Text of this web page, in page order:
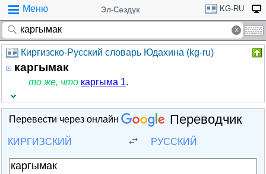
Меню Эл-Сөздүк KG-RU
Киргизско-Русский словарь Юдахина (kg-ru)
каргымак
то же, что каргыма 1.
Перевести через онлайн Переводчик
КИРГИЗСКИЙ РУССКИЙ